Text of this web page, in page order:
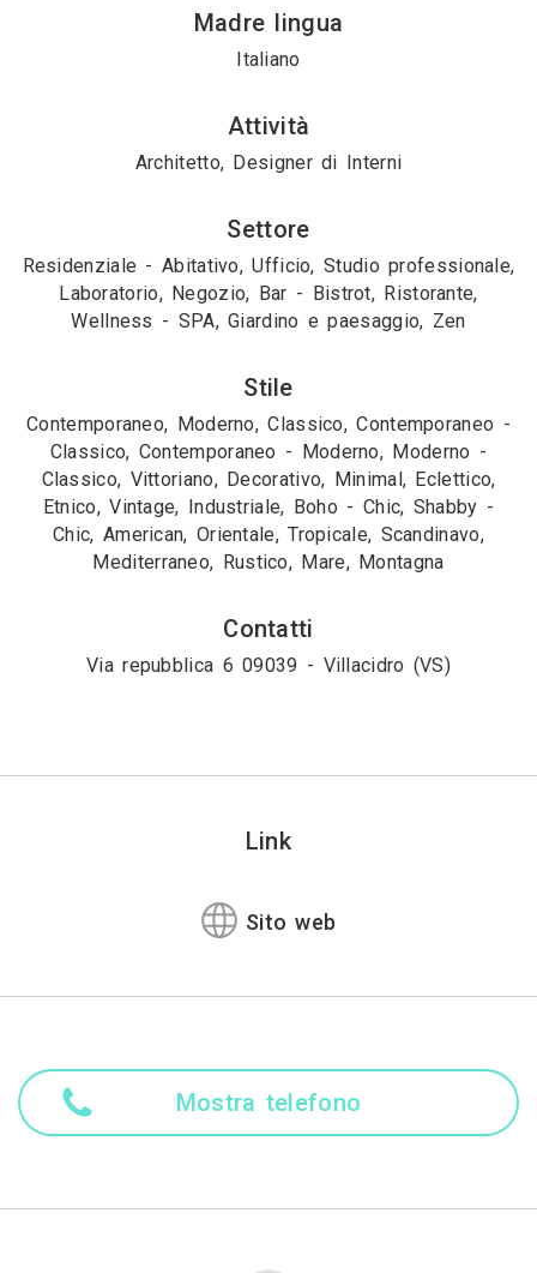
Madre lingua
Italiano
Attività
Architetto, Designer di Interni
Settore
Residenziale - Abitativo, Ufficio, Studio professionale,
Laboratorio, Negozio, Bar - Bistrot, Ristorante,
Wellness - SPA, Giardino e paesaggio, Zen
Stile
Contemporaneo, Moderno, Classico, Contemporaneo -
Classico, Contemporaneo - Moderno, Moderno -
Classico, Vittoriano, Decorativo, Minimal, Eclettico,
Etnico, Vintage, Industriale, Boho - Chic, Shabby -
Chic, American, Orientale, Tropicale, Scandinavo,
Mediterraneo, Rustico, Mare, Montagna
Contatti
Via repubblica 6 09039 - Villacidro (VS)
Link
Sito web
Mostra telefono